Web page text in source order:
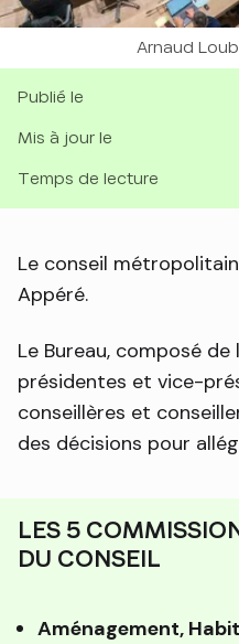
Droits
Arnaud
Publié le
Mis à jour le
Temps de lecture
Le conseil
Appéré.
Le Bureau, composé
présidentes et vice-
conseillères et
des décisions pour
LES 5
DU CONSEIL
Aménagement,